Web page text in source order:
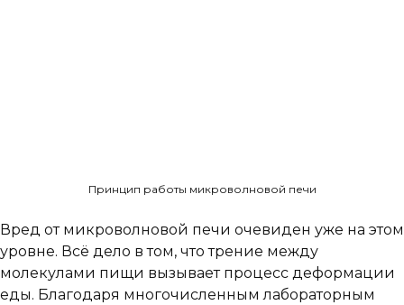
Принцип работы микроволновой печи
Вред от микроволновой печи очевиден уже на этом
уровне. Всё дело в том, что трение между
молекулами пищи вызывает процесс деформации
еды. Благодаря многочисленным лабораторным